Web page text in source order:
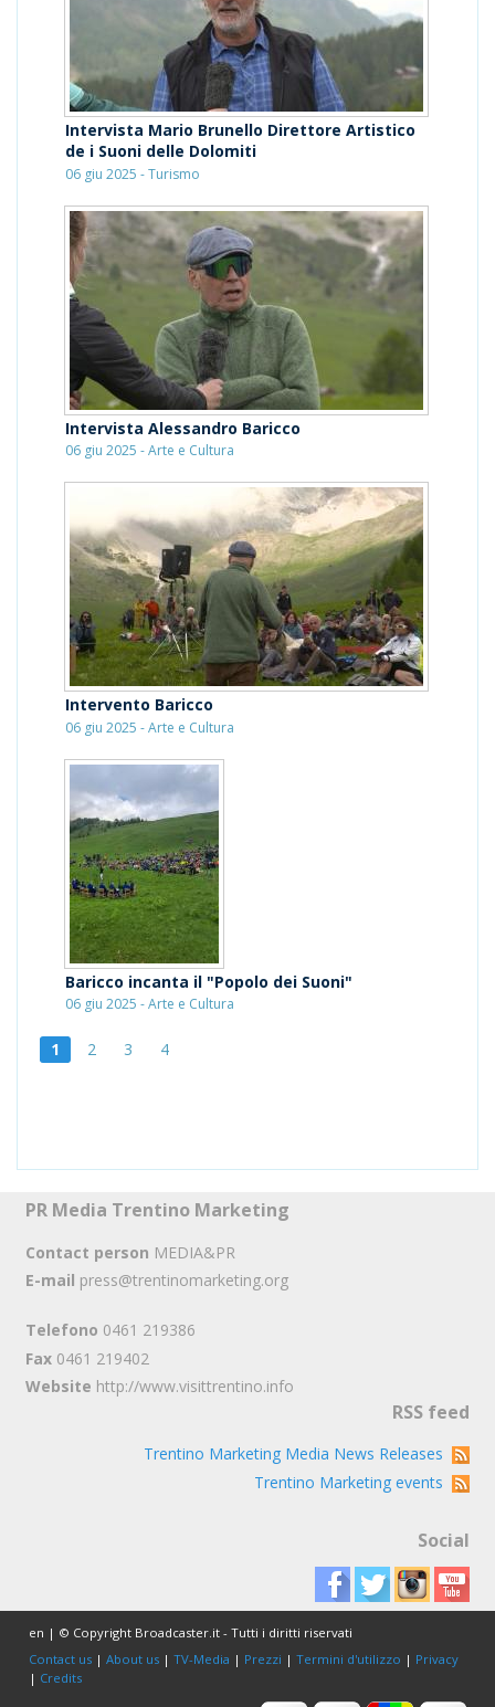
Intervista Mario Brunello Direttore Artistico
de i Suoni delle Dolomiti
06 giu 2025 - Turismo
Intervista Alessandro Baricco
06 giu 2025 - Arte e Cultura
Intervento Baricco
06 giu 2025 - Arte e Cultura
Baricco incanta il "Popolo dei Suoni"
06 giu 2025 - Arte e Cultura
1 2 3 4
PR Media Trentino Marketing
Contact person MEDIA&PR
E-mail press@trentinomarketing.org
Telefono 0461 219386
Fax 0461 219402
Website http://www.visittrentino.info
RSS feed
Trentino Marketing Media News Releases
Trentino Marketing events
Social
en | © Copyright Broadcaster.it - Tutti i diritti riservati
Contact us |About us |TV-Media | Prezzi |Termini d'utilizzo | Privacy
| Credits